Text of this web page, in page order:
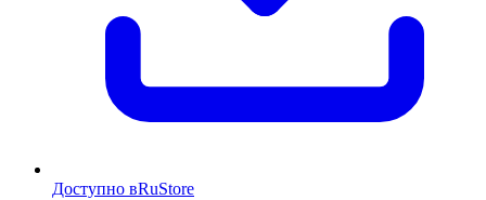
Доступно вRuStore